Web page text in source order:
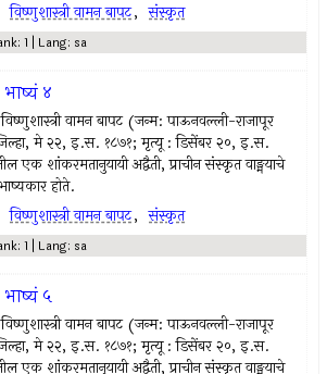
विष्णुशास्त्री वामन बापट, संस्कृत
1 | Lang: sa
४
वामन बापट (जन्म: पाऊनवल्ली-राजापूर
जिल्हा, मे २२, इ.स. १८७१; मृत्यू : डिसेंबर २०, इ.स.
एक शांकरमतानुयायी अद्वैती, प्राचीन संस्कृत वाङ्मयाचे
होते.
विष्णुशास्त्री वामन बापट, संस्कृत
1 | Lang: sa
५
वामन बापट (जन्म: पाऊनवल्ली-राजापूर
जिल्हा, मे २२, इ.स. १८७१; मृत्यू : डिसेंबर २०, इ.स.
एक शांकरमतानुयायी अद्वैती, प्राचीन संस्कृत वाङ्मयाचे